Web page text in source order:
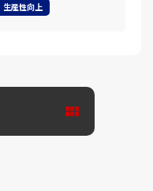
生産性向上